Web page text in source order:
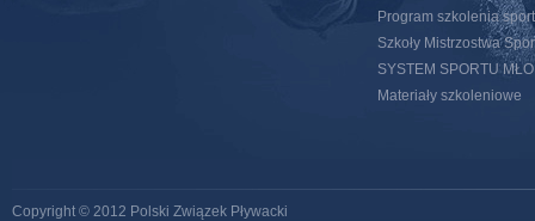
Program szkolenia
Szkoły Mistrzostwa
SYSTEM SPORTU
Materiały szkoleniowe
Copyright © 2012 Polski Związek Pływacki